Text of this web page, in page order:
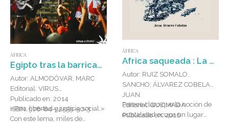
ÁFRICA
Egipto tras la barricada : revolución y contrarrevolución más allá de Tharir
Autor: ALMODÓVAR, MARC
Editorial: VIRUS
Publicado en: 2014
ISBN: 978-84-92559-50-3
«Pan, libertad y justicia social.»
Con este lema, miles de
ÁFRICA
Africa saqueada : La occidentalización y sus trampas
Autor: RUIZ SOMALO,
SANCHO; ÁLVAREZ COBELAS,
JUAN
Editorial: QUEIMADA
Publicado en: 2016
Parece claro que la noción de
estatalidad ocupa un lugar